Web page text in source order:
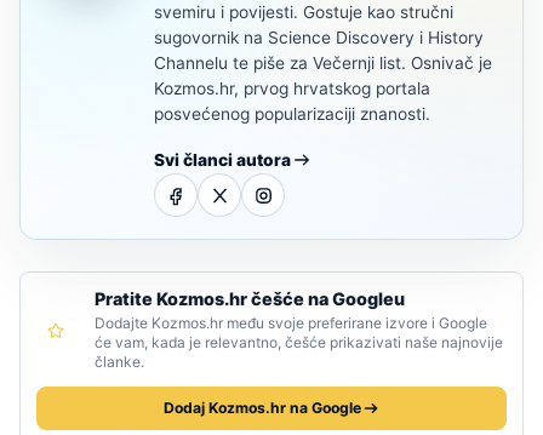
svemiru i povijesti. Gostuje kao stručni
sugovornik na Science Discovery i History
Channelu te piše za Večernji list. Osnivač je
Kozmos.hr, prvog hrvatskog portala
posvećenog popularizaciji znanosti.
Svi članci autora
Pratite Kozmos.hr češće na Googleu
Dodajte Kozmos.hr među svoje preferirane izvore i Google
će vam, kada je relevantno, češće prikazivati naše najnovije
članke.
Dodaj Kozmos.hr na Google